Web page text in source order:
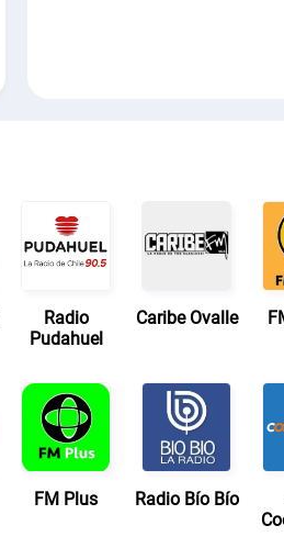
Radio
Pudahuel
Caribe Ovalle
FM Plus Radio Bío Bío